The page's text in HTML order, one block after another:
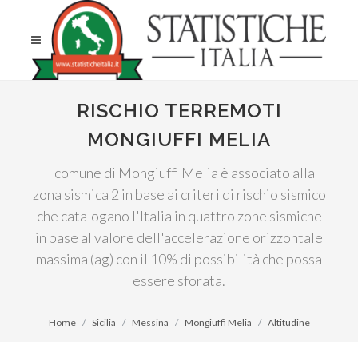
RISCHIO TERREMOTI
MONGIUFFI MELIA
Il comune di Mongiuffi Melia è associato alla
zona sismica 2 in base ai criteri di rischio sismico
che catalogano l'Italia in quattro zone sismiche
in base al valore dell'accelerazione orizzontale
massima (ag) con il 10% di possibilità che possa
essere sforata.
Home Sicilia Messina Mongiuffi Melia Altitudine